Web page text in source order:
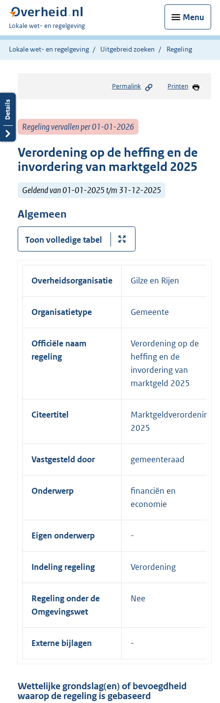
Menu
U
bent
hier:
Lokale wet- en regelgeving
Lokale wet- en regelgeving Uitgebreid zoeken Regeling
Permalink Printen
Regeling vervallen per 01-01-2026
Verordening op de heffing en de
invordering van marktgeld 2025
Geldend van 01-01-2025 t/m 31-12-2025
Algemeen
Toon volledige tabel
Overheidsorganisatie Gilze en Rijen
Organisatietype Gemeente
Officiële naam
regeling
Verordening op de
heffing en de
invordering van
marktgeld 2025
Citeertitel
Marktgeldverordening
2025
Vastgesteld door gemeenteraad
Onderwerp
financiën en
economie
Eigen onderwerp
Indeling regeling Verordening
Regeling onder de
Omgevingswet
Nee
Externe bijlagen
Wettelijke grondslag(en) of bevoegdheid
waarop de regeling is gebaseerd